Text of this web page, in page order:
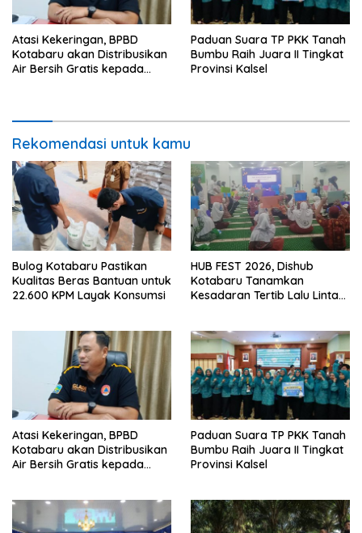
Atasi Kekeringan, BPBD
Kotabaru akan Distribusikan
Air Bersih Gratis kepada
Paduan Suara TP PKK Tanah
Bumbu Raih Juara II Tingkat
Provinsi Kalsel
Rekomendasi untuk kamu
Bulog Kotabaru Pastikan
Kualitas Beras Bantuan untuk
22.600 KPM Layak Konsumsi
HUB FEST 2026, Dishub
Kotabaru Tanamkan
Kesadaran Tertib Lalu Lintas
Atasi Kekeringan, BPBD
Kotabaru akan Distribusikan
Air Bersih Gratis kepada
Paduan Suara TP PKK Tanah
Bumbu Raih Juara II Tingkat
Provinsi Kalsel